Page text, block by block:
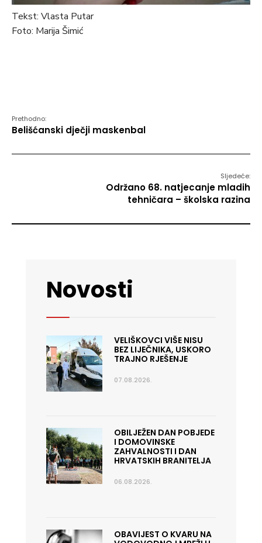
Tekst: Vlasta Putar
Foto: Marija Šimić
Prethodno:
Belišćanski dječji maskenbal
Sljedeće:
Održano 68. natjecanje mladih
tehničara – školska razina
Novosti
VELIŠKOVCI VIŠE NISU
BEZ LIJEČNIKA, USKORO
TRAJNO RJEŠENJE
07.08.2026.
OBILJEŽEN DAN POBJEDE
I DOMOVINSKE
ZAHVALNOSTI I DAN
HRVATSKIH BRANITELJA
06.08.2026.
OBAVIJEST O KVARU NA